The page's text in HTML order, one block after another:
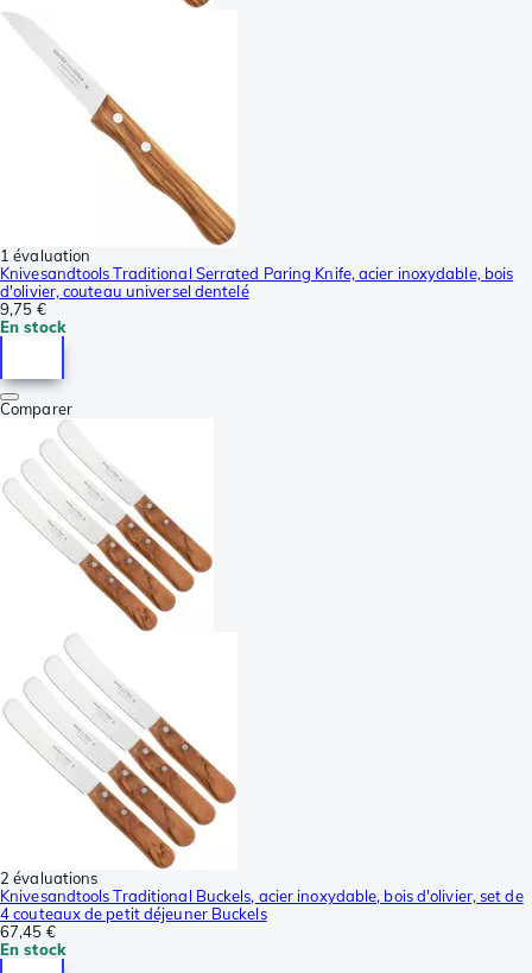
1 évaluation
Knivesandtools Traditional Serrated Paring Knife, acier inoxydable, bois
d'olivier, couteau universel dentelé
9,75 €
En stock
Comparer
2 évaluations
Knivesandtools Traditional Buckels, acier inoxydable, bois d'olivier, set de
4 couteaux de petit déjeuner Buckels
67,45 €
En stock